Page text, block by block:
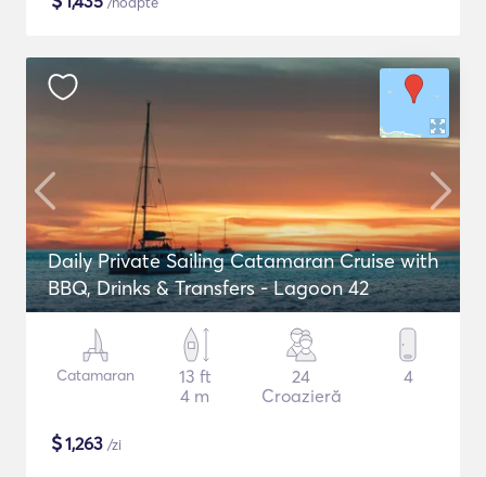
Daily Private Sailing Catamaran Cruise with
BBQ, Drinks & Transfers - Lagoon 42
Catamaran
13 ft
4 m
24
Croazieră
4
$1,263 /zi